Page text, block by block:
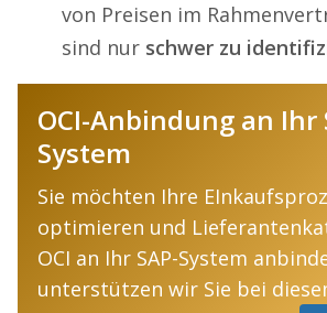
von Preisen im
sind nur schwer zu
OCI-Anbindung an Ihr
System
Sie möchten Ihre
optimieren und
OCI an Ihr SAP-System
unterstützen wir Sie bei